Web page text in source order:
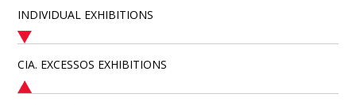
INDIVIDUAL EXHIBITIONS
CIA. EXCESSOS EXHIBITIONS